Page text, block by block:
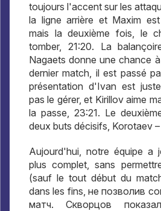
toujours l'accent sur les
la ligne arrière et Maxim
mais la deuxième fois, le
tomber, 21:20. La
Nagaets donne une chance
dernier match, il est passé
présentation d'Ivan est
pas le gérer, et Kirillov aime
la passe, 23:21. Le
deux buts décisifs, Korotaev –
Aujourd'hui, notre équipe a
plus complet, sans
(sauf le tout début du
dans les fins, не позволив
матч.Скворцов